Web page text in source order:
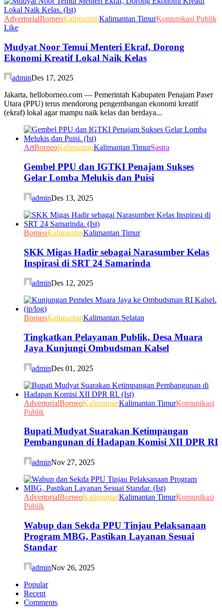
AdvertorialBorneoKalimantanKalimantan TimurKomunikasi Publik
Like
Mudyat Noor Temui Menteri Ekraf, Dorong
Ekonomi Kreatif Lokal Naik Kelas
adminDes 17, 2025
Jakarta, helloborneo.com — Pemerintah Kabupaten Penajam Paser
Utara (PPU) terus mendorong pengembangan ekonomi kreatif
(ekraf) lokal agar mampu naik kelas dan berdaya...
ArtBorneoKalimantanKalimantan TimurSastra
Gembel PPU dan IGTKI Penajam Sukses
Gelar Lomba Melukis dan Puisi
adminDes 13, 2025
BorneoKalimantanKalimantan Timur
SKK Migas Hadir sebagai Narasumber Kelas
Inspirasi di SRT 24 Samarinda
adminDes 12, 2025
BorneoKalimantanKalimantan Selatan
Tingkatkan Pelayanan Publik, Desa Muara
Jaya Kunjungi Ombudsman Kalsel
adminDes 01, 2025
AdvertorialBorneoKalimantanKalimantan TimurKomunikasi
Publik
Bupati Mudyat Suarakan Ketimpangan
Pembangunan di Hadapan Komisi XII DPR RI
adminNov 27, 2025
AdvertorialBorneoKalimantanKalimantan TimurKomunikasi
Publik
Wabup dan Sekda PPU Tinjau Pelaksanaan
Program MBG, Pastikan Layanan Sesuai
Standar
adminNov 26, 2025
Popular
Recent
Comments